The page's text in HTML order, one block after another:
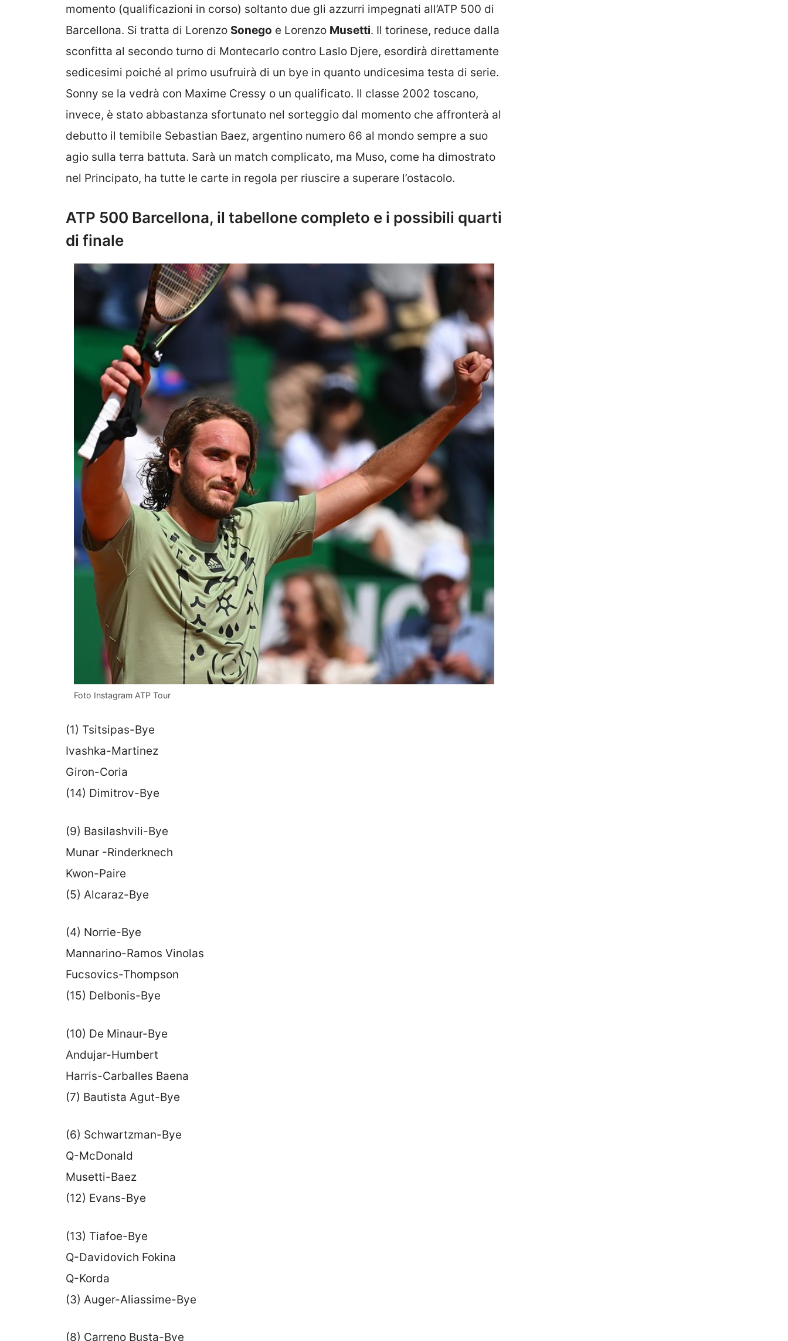
momento (qualificazioni in corso) soltanto due gli azzurri impegnati all’ATP 500 di
Barcellona. Si tratta di Lorenzo Sonego e Lorenzo Musetti. Il torinese, reduce dalla
sconfitta al secondo turno di Montecarlo contro Laslo Djere, esordirà direttamente
sedicesimi poiché al primo usufruirà di un bye in quanto undicesima testa di serie.
Sonny se la vedrà con Maxime Cressy o un qualificato. Il classe 2002 toscano,
invece, è stato abbastanza sfortunato nel sorteggio dal momento che affronterà al
debutto il temibile Sebastian Baez, argentino numero 66 al mondo sempre a suo
agio sulla terra battuta. Sarà un match complicato, ma Muso, come ha dimostrato
nel Principato, ha tutte le carte in regola per riuscire a superare l’ostacolo.
ATP 500 Barcellona, il tabellone completo e i possibili quarti
di finale
Foto Instagram ATP Tour
(1) Tsitsipas-Bye
Ivashka-Martinez
Giron-Coria
(14) Dimitrov-Bye
(9) Basilashvili-Bye
Munar -Rinderknech
Kwon-Paire
(5) Alcaraz-Bye
(4) Norrie-Bye
Mannarino-Ramos Vinolas
Fucsovics-Thompson
(15) Delbonis-Bye
(10) De Minaur-Bye
Andujar-Humbert
Harris-Carballes Baena
(7) Bautista Agut-Bye
(6) Schwartzman-Bye
Q-McDonald
Musetti-Baez
(12) Evans-Bye
(13) Tiafoe-Bye
Q-Davidovich Fokina
Q-Korda
(3) Auger-Aliassime-Bye
(8) Carreno Busta-Bye